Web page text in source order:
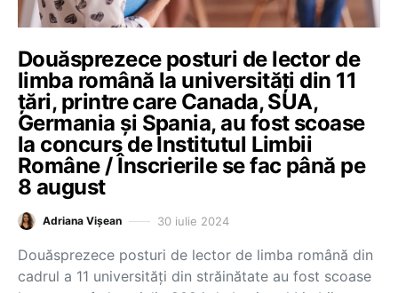
Douăsprezece posturi de lector de
limba română la universități din 11
țări, printre care Canada, SUA,
Germania și Spania, au fost scoase
la concurs de Institutul Limbii
Române / Înscrierile se fac până pe
8 august
Adriana Vișean 30 iulie 2024
Douăsprezece posturi de lector de limba română din
cadrul a 11 universități din străinătate au fost scoase